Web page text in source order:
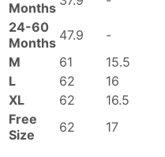
Months
24-60
Months 47.9 -
M
61 15.5
L
62 16
XL
62 16.5
Free
Size
62 17